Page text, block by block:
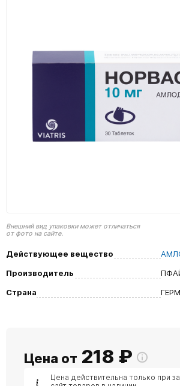
Внешний вид упаковки может отличаться
от фото на сайте.
Действующее вещество
Производитель
Страна
Цена от 218 ₽
Цена действительна только при